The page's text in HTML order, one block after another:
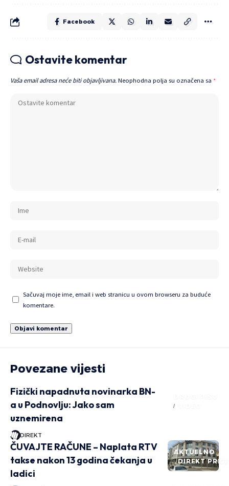
Facebook
Ostavite komentar
Vaša email adresa neće biti objavljivana. Neophodna polja su označena sa *
Sačuvaj moje ime, email i web stranicu u ovom browseru za buduće
komentare.
Povezane vijesti
Fizički napadnuta novinarka BN-
a u Podnovlju: Jako sam
uznemirena
DIREKT
AKTUELNO
DIREKT PRIČE
ČUVAJTE RAČUNE – Naplata RTV
takse nakon 13 godina čekanja u
ladici